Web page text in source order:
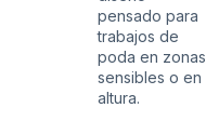
pensado para
trabajos de
poda en zonas
sensibles o en
altura.